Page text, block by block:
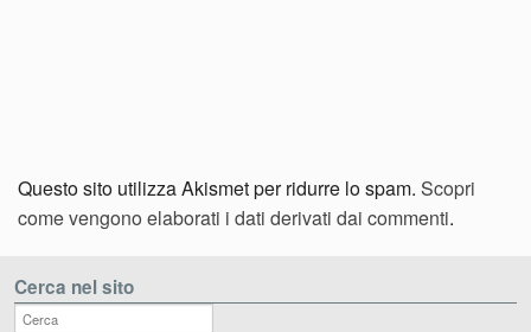
Questo sito utilizza Akismet per ridurre lo spam. Scopri
come vengono elaborati i dati derivati dai commenti.
Cerca nel sito